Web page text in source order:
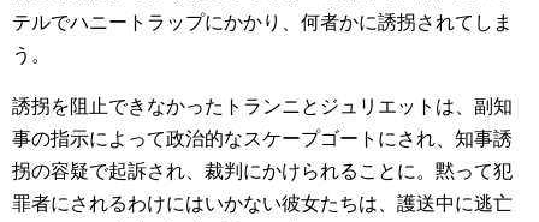
テルでハニートラップにかかり、何者かに誘拐されてしま
う。
誘拐を阻止できなかったトランニとジュリエットは、副知
事の指示によって政治的なスケープゴートにされ、知事誘
拐の容疑で起訴され、裁判にかけられることに。黙って犯
罪者にされるわけにはいかない彼女たちは、護送中に逃亡